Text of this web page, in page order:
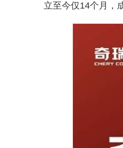
立至今仅14个月，